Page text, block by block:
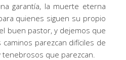
garantía, la muerte eterna
quienes siguen su propio
buen pastor, y dejemos que
parezcan difíciles de
que parezcan.